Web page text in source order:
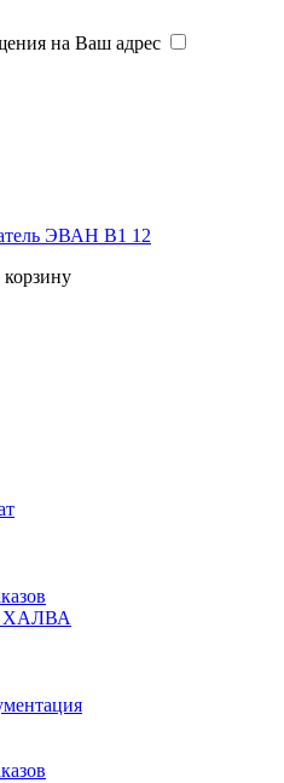
на Ваш адрес
ЭВАН В1 12
ХАЛВА